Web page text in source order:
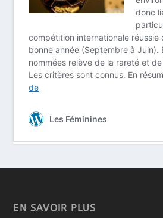
EN SAVOIR PLUS